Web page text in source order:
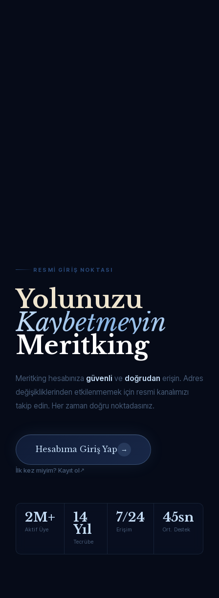
RESMI GIRIŞ NOKTASI
Yolunuzu
Kaybetmeyin
Meritking
Meritking hesabınıza güvenli ve doğrudan erişin. Adres
değişikliklerinden etkilenmemek için resmi kanalımızı
takip edin. Her zaman doğru noktadasınız.
Hesabıma Giriş Yap →
İlk kez miyim? Kayıt ol
2M+
Aktif Üye
14
Yıl
Tecrübe
7/24
Erişim
45sn
Ort. Destek